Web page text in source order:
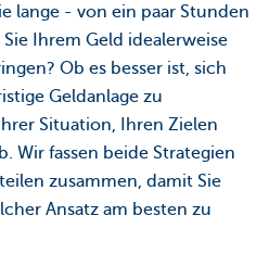
lange - von ein paar Stunden
Ihrem Geld idealerweise
Ob es besser ist, sich
Geldanlage zu
Situation, Ihren Zielen
Wir fassen beide Strategien
zusammen, damit Sie
Ansatz am besten zu